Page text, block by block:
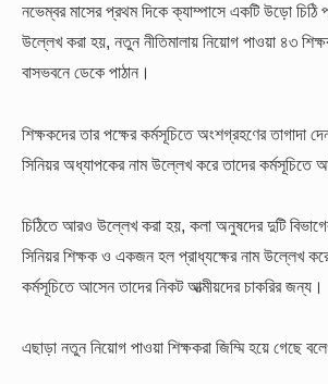
নভেম্বর মাসের প্রথম দিকে ক্যাম্পাসে একটি উড়ো চিঠি
উল্লেখ করা হয়, নতুন নীতিমালায় নিয়োগ পাওয়া ৪৩
বাসভবনে ডেকে পাঠান।
শিক্ষকদের তার পক্ষের কর্মসূচিতে অংশগ্রহণের তাগাদা
সিনিয়র অধ্যাপকের নাম উল্লেখ করে তাদের কর্মসূচিতে
চিঠিতে আরও উল্লেখ করা হয়, কলা অনুষদের দুটি
সিনিয়র শিক্ষক ও একজন হল প্রাধ্যক্ষের নাম উল্লেখ করে
কর্মসূচিতে আসেন তাদের নিকট আত্মীয়দের চাকরির জন্য।
এছাড়া নতুন নিয়োগ পাওয়া শিক্ষকরা জিম্মি হয়ে গেছে